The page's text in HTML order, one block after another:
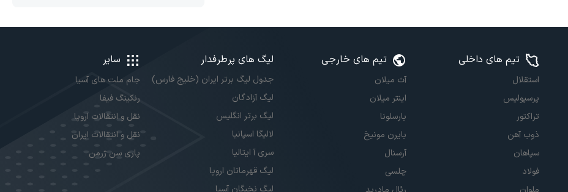
تیم های داخلی
استقلال
پرسپولیس
تراکتور
ذوب آهن
سپاهان
فولاد
تیم های خارجی
آث میلان
اینتر میلان
بارسلونا
بایرن مونیخ
آرسنال
چلسی
لیگ های پرطرفدار
جدول لیگ برتر ایران (خلیج فارس)
لیگ آزادگان
لیگ برتر انگلیس
لالیگا اسپانیا
سری آ ایتالیا
لیگ قهرمانان اروپا
لیگ نخبگان آسیا
سایر
جام ملت های آسیا
رنکینگ فیفا
نقل و انتقالات اروپا
نقل و انتقالات ایران
پاری سن ژرمن